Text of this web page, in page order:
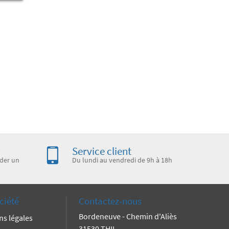
un
Service client
Du lundi au vendredi de 9h à 18h
légales
Contactez-nous
Bordeneuve - Chemin d'Aliès